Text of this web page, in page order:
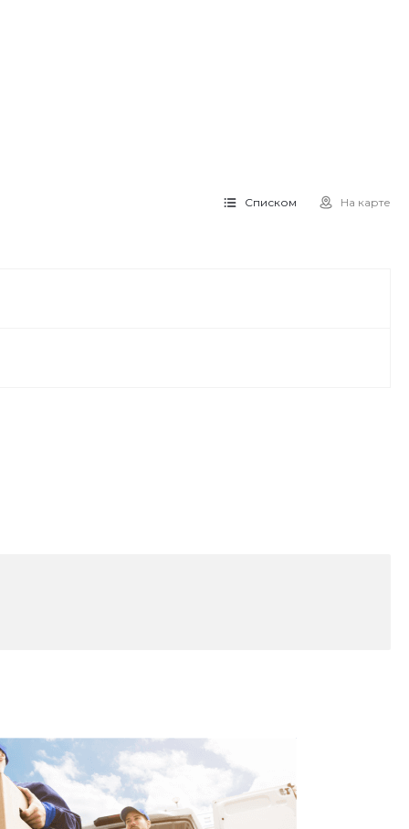
Списком На карте